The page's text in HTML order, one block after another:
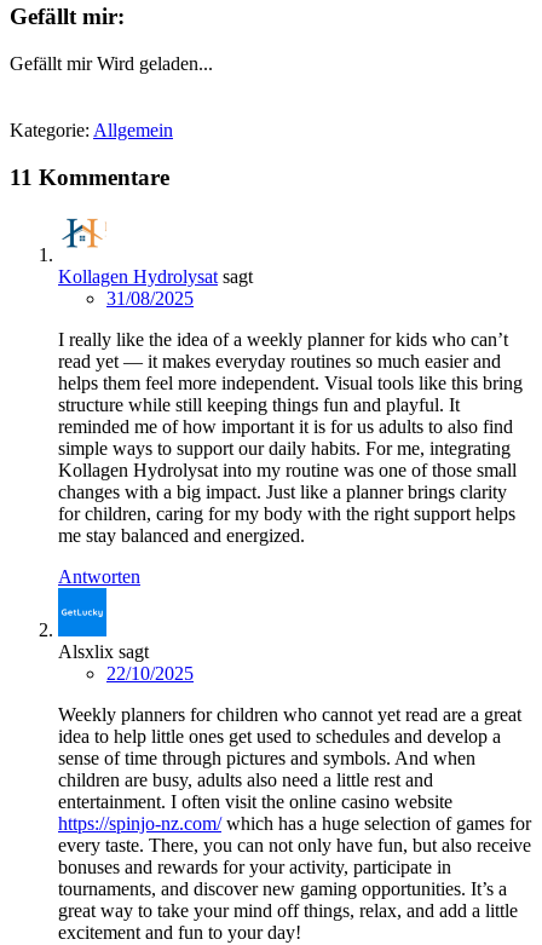
Gefällt mir:
Gefällt mir Wird geladen...
Kategorie: Allgemein
11 Kommentare
Kollagen Hydrolysat sagt
31/08/2025
I really like the idea of a weekly planner for kids who can’t
read yet — it makes everyday routines so much easier and
helps them feel more independent. Visual tools like this bring
structure while still keeping things fun and playful. It
reminded me of how important it is for us adults to also find
simple ways to support our daily habits. For me, integrating
Kollagen Hydrolysat into my routine was one of those small
changes with a big impact. Just like a planner brings clarity
for children, caring for my body with the right support helps
me stay balanced and energized.
Antworten
Alsxlix sagt
22/10/2025
Weekly planners for children who cannot yet read are a great
idea to help little ones get used to schedules and develop a
sense of time through pictures and symbols. And when
children are busy, adults also need a little rest and
entertainment. I often visit the online casino website
https://spinjo-nz.com/which has a huge selection of games for
every taste. There, you can not only have fun, but also receive
bonuses and rewards for your activity, participate in
tournaments, and discover new gaming opportunities. It’s a
great way to take your mind off things, relax, and add a little
excitement and fun to your day!